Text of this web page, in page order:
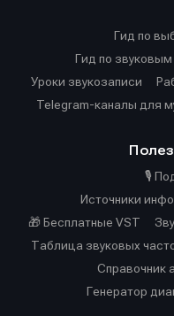
Гид по
Гид по
Уроки звукозаписи
Telegram-каналы для
🎙️
Источники
🎁 Бесплатные VST
Таблица звуковых
Справочник
Генератор